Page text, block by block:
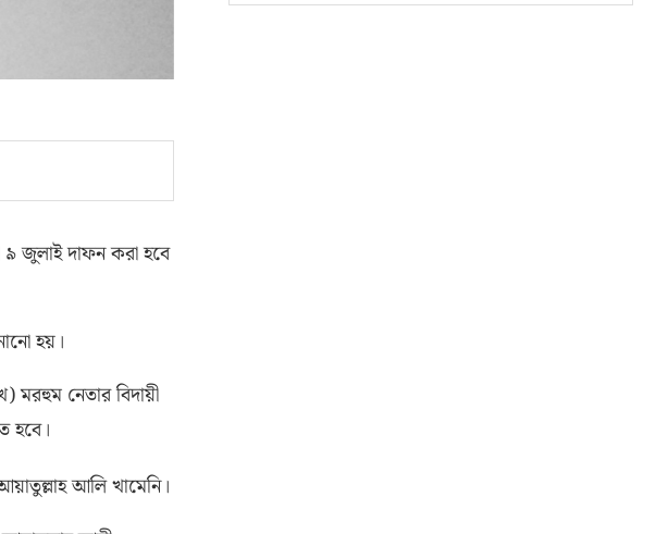
৯ জুলাই দাফন করা হবে
হয়।
)মরহুম নেতার বিদায়ী
হবে।
আলি খামেনি।